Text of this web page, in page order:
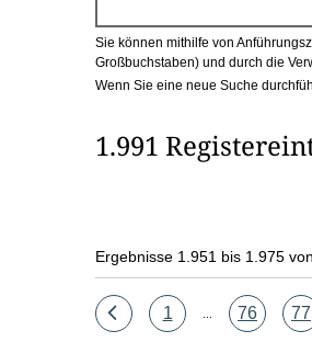
c
h
b
o
Sie können mithilfe von
Großbuchstaben) und durch die
Wenn Sie eine neue Suche
1.991
Ergebnisse 1.951 bis 1.975
Eine
Seite
1 Seite
76 77